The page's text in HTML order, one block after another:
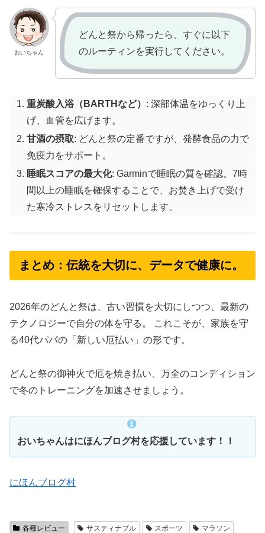
おいちゃん
どんと祭から帰ったら、すぐに以下
のルーティンを実行してください。
重炭酸入浴（BARTHなど） : 深部体温をゆっくり上
げ、血管を広げます。
甘酒の摂取: どんと祭の定番ですが、発酵食品の力で
免疫力をサポート。
睡眠スコアの最大化: Garminで睡眠の質を確認。7時
間以上の睡眠を確保することで、お焚き上げで受け
た寒冷ストレスをリセットします。
まとめ：伝統を大切に、データで健康に。
2026年のどんと祭は、古い習慣を大切にしつつ、最新の
テクノロジーで自分の体を守る。 これこそが、家族を守
る40代パパの「新しい厄払い」の形です。
どんと祭の御神火で厄を焼き払い、万全のコンディション
で冬のトレーニングを加速させましょう。
おいちゃんはにほんブログ村を応援しています！！
にほんブログ村
各種レビュー サスティナブル スポーツ
マラソン